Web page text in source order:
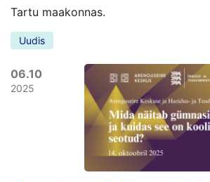
Tartu maakonnas.
Uudis
06.10
2025